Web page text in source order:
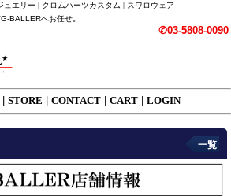
ュエリー | クロムハーツカスタム | スワロウェア
BALLERへお任せ。
✆03-5808-0090
STORE CONTACT CART LOGIN
一覧